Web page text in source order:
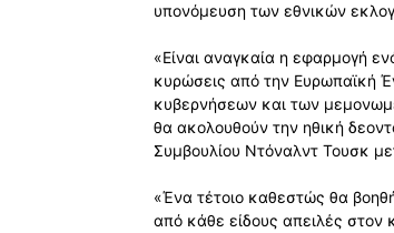
υπονόμευση των εθνικών
«Είναι αναγκαία η εφαρμογή
κυρώσεις από την Ευρωπαϊκή
κυβερνήσεων και των
θα ακολουθούν την ηθική
Συμβουλίου Ντόναλντ Τουσκ
«Ένα τέτοιο καθεστώς θα
από κάθε είδους απειλές